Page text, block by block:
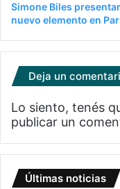
Simone Biles
nuevo elemento en
Deja un
Lo siento, tenés
publicar un
Últimas noticias